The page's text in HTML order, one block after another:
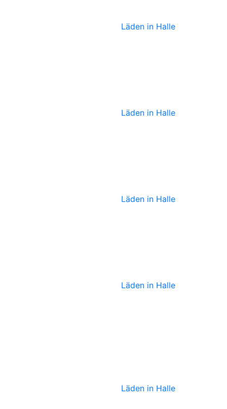
Läden in Halle
Läden in Halle
Läden in Halle
Läden in Halle
Läden in Halle